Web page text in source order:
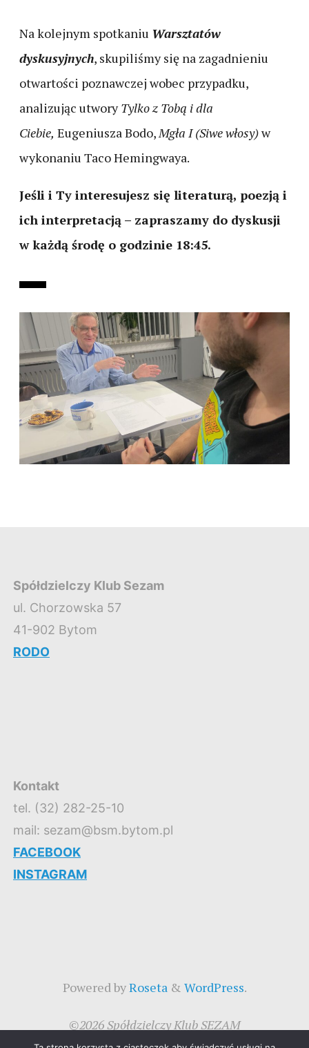
Na kolejnym spotkaniu Warsztatów
dyskusyjnych, skupiliśmy się na zagadnieniu
otwartości poznawczej wobec przypadku,
analizując utworyTylko z Tobą i dla
Ciebie, Eugeniusza Bodo,Mgła I (Siwe włosy)w
wykonaniu Taco Hemingwaya.
Jeśli i Ty interesujesz się literaturą, poezją i
ich interpretacją – zapraszamy do dyskusji
w każdą środę o godzinie 18:45.
Spółdzielczy Klub Sezam
ul. Chorzowska 57
41-902 Bytom
RODO
Kontakt
tel. (32) 282-25-10
mail: sezam@bsm.bytom.pl
FACEBOOK
INSTAGRAM
Powered byRoseta& WordPress.
©2026 Spółdzielczy Klub SEZAM